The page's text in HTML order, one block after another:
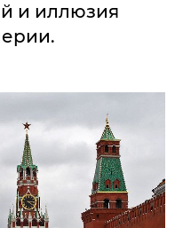
и иллюзия